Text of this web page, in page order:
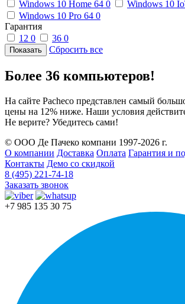
Windows 10 Home 64 0 Windows 10
Windows 10 Pro 64 0
Гарантия
12 0 36 0
Сбросить все
Более 36 компьютеров!
На сайте Pacheco представлен самый
цены на 12% ниже. Наши условия
Не верите? Убедитесь сами!
© ООО Де Пачеко компани 1997-2026 г.
О компании Доставка Оплата Гарантия и
Контакты Демо со скидкой
8 (495) 221-74-18
Заказать звонок
+7 985 135 30 75